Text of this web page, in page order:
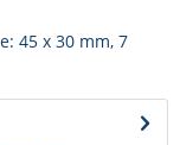
45 x 30 mm, 7